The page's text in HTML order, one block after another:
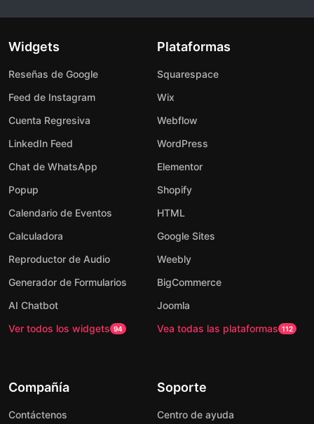
Widgets
Reseñas de Google
Feed de Instagram
Cuenta Regresiva
LinkedIn Feed
Chat de WhatsApp
Popup
Calendario de Eventos
Calculadora
Reproductor de Audio
Generador de Formularios
AI Chatbot
Ver todos los widgets 94
Plataformas
Squarespace
Wix
Webflow
WordPress
Elementor
Shopify
HTML
Google Sites
Weebly
BigCommerce
Joomla
Vea todas las plataformas 112
Compañía
Contáctenos
Soporte
Centro de ayuda